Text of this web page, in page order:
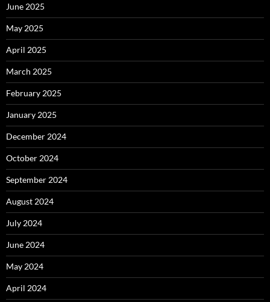
June 2025
May 2025
April 2025
March 2025
February 2025
January 2025
December 2024
October 2024
September 2024
August 2024
July 2024
June 2024
May 2024
April 2024